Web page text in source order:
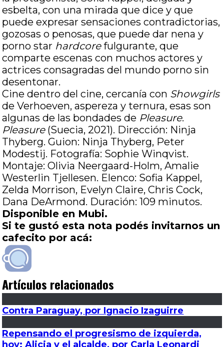
esbelta, con una mirada que dice y que
puede expresar sensaciones contradictorias,
gozosas o penosas, que puede dar nena y
porno star hardcorefulgurante, que
comparte escenas con muchos actores y
actrices consagradas del mundo porno sin
desentonar.
Cine dentro del cine, cercanía con Showgirls
de Verhoeven, aspereza y ternura, esas son
algunas de las bondades de Pleasure.
Pleasure (Suecia, 2021). Dirección: Ninja
Thyberg. Guion: Ninja Thyberg, Peter
Modestij. Fotografía: Sophie Winqvist.
Montaje: Olivia Neergaard-Holm, Amalie
Westerlin Tjellesen. Elenco: Sofia Kappel,
Zelda Morrison, Evelyn Claire, Chris Cock,
Dana DeArmond. Duración: 109 minutos.
Disponible en Mubi.
Si te gustó esta nota podés invitarnos un
cafecito por acá:
Artículos relacionados
Contra Paraguay, por Ignacio Izaguirre
Repensando el progresismo de izquierda,
hoy: Alicia y el alcalde, por Carla Leonardi